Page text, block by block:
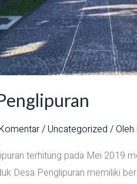
/Uncategorized / Oleh
terhitung pada Mei 2019
Desa Penglipuran memiliki